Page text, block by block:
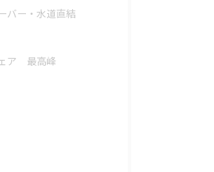
バー・水道直結
ア 最高峰